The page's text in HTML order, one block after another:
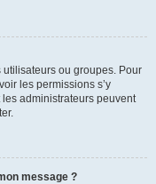
ou groupes. Pour
les permissions s’y
administrateurs peuvent
message ?